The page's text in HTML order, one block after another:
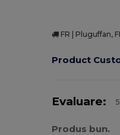
FR | Pluguffan,
Product
Evaluare:
Produs bun.